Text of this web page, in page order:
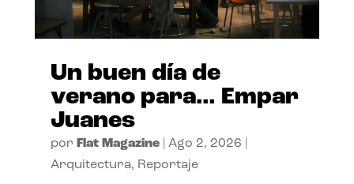
Un buen día de
verano para… Empar
Juanes
por Flat Magazine| Ago 2, 2026
Arquitectura, Reportaje